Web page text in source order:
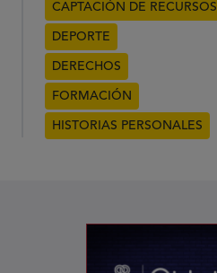
CAPTACIÓN DE RECURSOS
DEPORTE
DERECHOS
FORMACIÓN
HISTORIAS PERSONALES